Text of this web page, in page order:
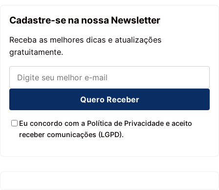
Cadastre-se na nossa Newsletter
Receba as melhores dicas e atualizações
gratuitamente.
Quero Receber
Eu concordo com a Política de Privacidade e aceito
receber comunicações (LGPD).